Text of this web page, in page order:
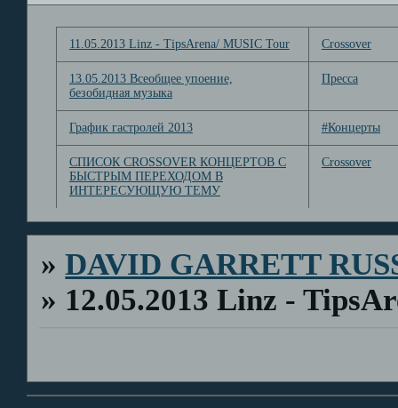
11.05.2013 Linz - TipsArena/ MUSIC Tour Crossover
13.05.2013 Всеобщее упоение,
безобидная музыка
Пресса
График гастролей 2013 #Концерты
СПИСОК CROSSOVER КОНЦЕРТОВ С
БЫСТРЫМ ПЕРЕХОДОМ В
ИНТЕРЕСУЮЩУЮ ТЕМУ
Crossover
»DAVID GARRETT
» 12.05.2013 Linz -